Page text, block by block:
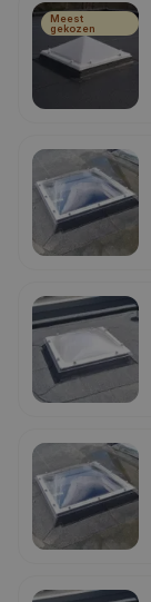
Meest
gekozen